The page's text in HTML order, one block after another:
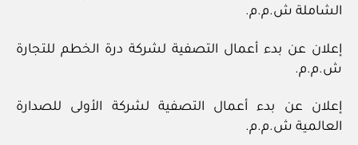
الشاملة ش.م.م.
إعلان عن بدء أعمال التصفية لشركة درة الخطم للتجارة
ش.م.م.
إعلان عن بدء أعمال التصفية لشركة الأولى للصدارة
العالمية ش.م.م.